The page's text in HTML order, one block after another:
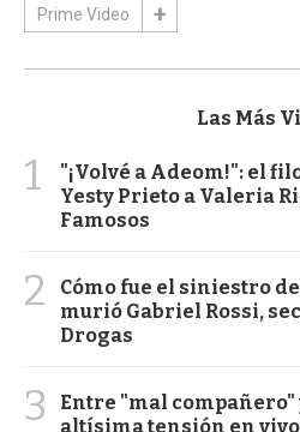
Prime Video
Las Más
1
"¡Volvé a Adeom!": el
Yesty Prieto a Valeria
Famosos
2
Cómo fue el siniestro
murió Gabriel Rossi,
Drogas
3
Entre "mal
altísima tensión en